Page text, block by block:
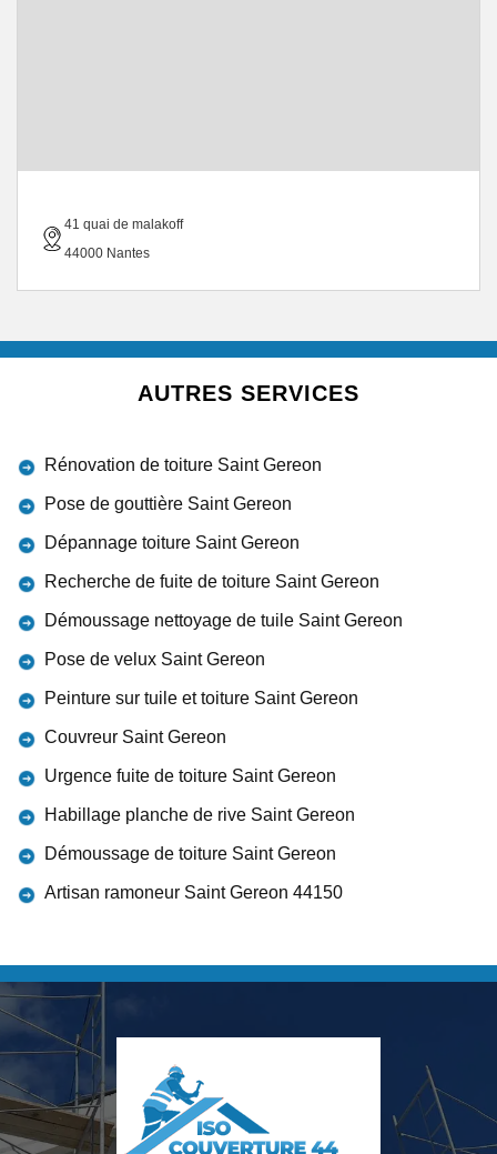
41 quai de malakoff
44000 Nantes
AUTRES SERVICES
Rénovation de toiture Saint Gereon
Pose de gouttière Saint Gereon
Dépannage toiture Saint Gereon
Recherche de fuite de toiture Saint Gereon
Démoussage nettoyage de tuile Saint Gereon
Pose de velux Saint Gereon
Peinture sur tuile et toiture Saint Gereon
Couvreur Saint Gereon
Urgence fuite de toiture Saint Gereon
Habillage planche de rive Saint Gereon
Démoussage de toiture Saint Gereon
Artisan ramoneur Saint Gereon 44150